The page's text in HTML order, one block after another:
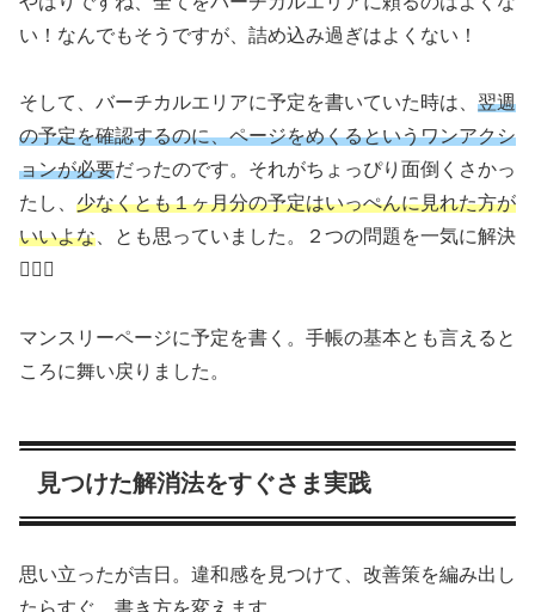
い！なんでもそうですが、詰め込み過ぎはよくない！
そして、バーチカルエリアに予定を書いていた時は、 翌週
の予定を確認するのに、ページをめくるというワンアクシ
ョンが必要だったのです。それがちょっぴり面倒くさかっ
たし、 少なくとも１ヶ月分の予定はいっぺんに見れた方が
いいよな 、とも思っていました。２つの問題を一気に解決
🙋🏻‍♀️
マンスリーページに予定を書く。手帳の基本とも言えると
ころに舞い戻りました。
見つけた解消法をすぐさま実践
思い立ったが吉日。違和感を見つけて、改善策を編み出し
たらすぐ、書き方を変えます。